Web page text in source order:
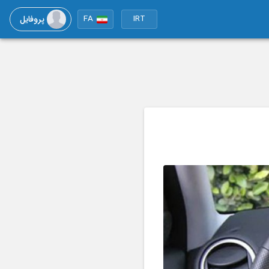
IRT
FA پروفایل